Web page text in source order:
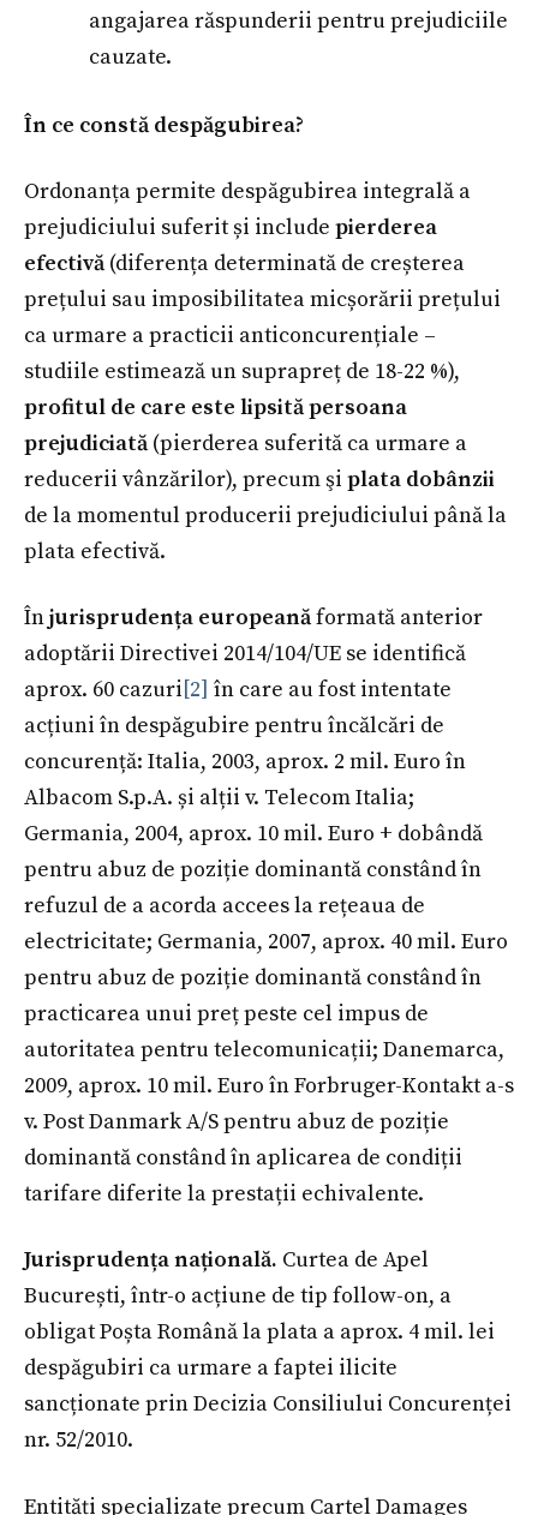
angajarea răspunderii pentru prejudiciile
cauzate.
În ce constă despăgubirea?
Ordonanța permite despăgubirea integrală a
prejudiciului suferit și include pierderea
efectivă(diferența determinată de creșterea
prețului sau imposibilitatea micșorării prețului
ca urmare a practicii anticoncurențiale –
studiile estimează un suprapreț de 18-22 %),
profitul de care este lipsită persoana
prejudiciată(pierderea suferită ca urmare a
reducerii vânzărilor), precum şi plata dobânzii
de la momentul producerii prejudiciului până la
plata efectivă.
Înjurisprudența europeanăformată anterior
adoptării Directivei 2014/104/UE se identifică
aprox. 60 cazuri[2] în care au fost intentate
acțiuni în despăgubire pentru încălcări de
concurență: Italia, 2003, aprox. 2 mil. Euro în
Albacom S.p.A. și alții v. Telecom Italia;
Germania, 2004, aprox. 10 mil. Euro + dobândă
pentru abuz de poziție dominantă constând în
refuzul de a acorda accees la rețeaua de
electricitate; Germania, 2007, aprox. 40 mil. Euro
pentru abuz de poziție dominantă constând în
practicarea unui preț peste cel impus de
autoritatea pentru telecomunicații; Danemarca,
2009, aprox. 10 mil. Euro în Forbruger-Kontakt a-s
v. Post Danmark A/S pentru abuz de poziție
dominantă constând în aplicarea de condiții
tarifare diferite la prestații echivalente.
Jurisprudența națională. Curtea de Apel
București, într-o acțiune de tip follow-on, a
obligat Poșta Română la plata a aprox. 4 mil. lei
despăgubiri ca urmare a faptei ilicite
sancționate prin Decizia Consiliului Concurenței
nr. 52/2010.
Entități specializate precum Cartel Damages